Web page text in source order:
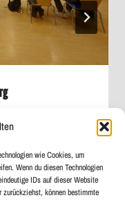
wie Cookies, um
Wenn du diesen Technologien
IDs auf dieser Website
können bestimmte